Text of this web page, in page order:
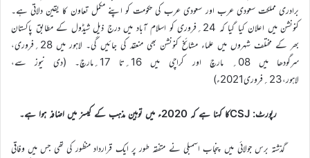
برادری مملکت سعودی عرب اور سعودی عرب کی حکومت کو اپنے مکمل تعاون کا یقین دلاتی ہے۔
کنونشن میں اعلان کیا گیا کہ 24؍فروری کو اسلام آباد میں درج ذیل شیڈول کے مطابق پاکستان
بھر کے مختلف شہروں میں علماء مشائخ کنونشن بھی منعقد کی جائیں گی۔ لاہور میں 28؍فروری،
سرگودھا میں 08؍ مارچ اور کراچی میں 16؍تا 17؍مارچ۔ (دی نیوز سے،
لاہور،23؍فروری2021ء)
رپورٹ: CSJکا کہنا ہے کہ 2020ء میں توہین مذہب کے کیسز میں اضافہ ہوا ہے۔
گذشتہ برس جولائی میں پنجاب اسمبلی نے متفقہ طور پر ایک قرارداد منظور کی تھی جس میں وفاقی